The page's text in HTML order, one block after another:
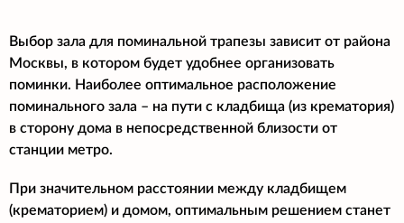
Выбор зала для поминальной трапезы зависит от района
Москвы, в котором будет удобнее организовать
поминки. Наиболее оптимальное расположение
поминального зала – на пути с кладбища (из крематория)
в сторону дома в непосредственной близости от
станции метро.
При значительном расстоянии между кладбищем
(крематорием) и домом, оптимальным решением станет